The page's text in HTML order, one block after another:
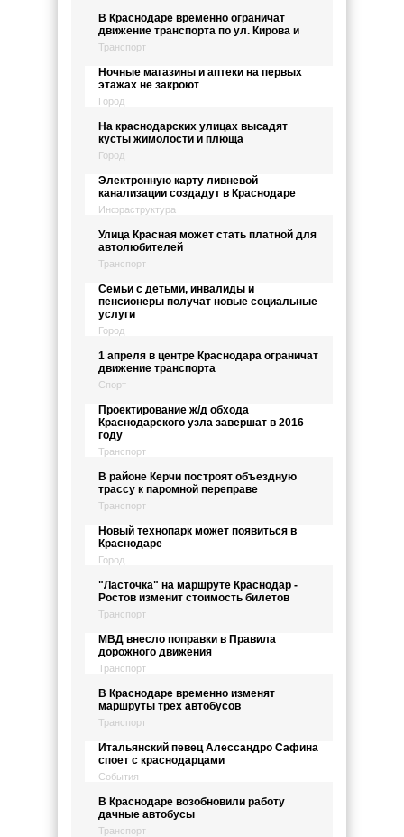
В Краснодаре временно ограничат
движение транспорта по ул. Кирова и
Транспорт
Ночные магазины и аптеки на первых
этажах не закроют
Город
На краснодарских улицах высадят
кусты жимолости и плюща
Город
Электронную карту ливневой
канализации создадут в Краснодаре
Инфраструктура
Улица Красная может стать платной для
автолюбителей
Транспорт
Семьи с детьми, инвалиды и
пенсионеры получат новые социальные
услуги
Город
1 апреля в центре Краснодара ограничат
движение транспорта
Спорт
Проектирование ж/д обхода
Краснодарского узла завершат в 2016
году
Транспорт
В районе Керчи построят объездную
трассу к паромной переправе
Транспорт
Новый технопарк может появиться в
Краснодаре
Город
"Ласточка" на маршруте Краснодар -
Ростов изменит стоимость билетов
Транспорт
МВД внесло поправки в Правила
дорожного движения
Транспорт
В Краснодаре временно изменят
маршруты трех автобусов
Транспорт
Итальянский певец Алессандро Сафина
споет с краснодарцами
События
В Краснодаре возобновили работу
дачные автобусы
Транспорт